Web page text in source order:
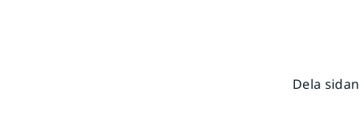
Dela sidan